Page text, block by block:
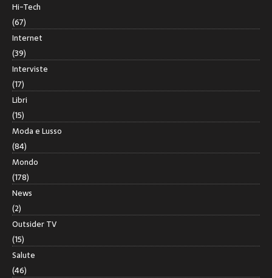
Hi-Tech
(67)
Internet
(39)
Interviste
(17)
Libri
(15)
Moda e Lusso
(84)
Mondo
(178)
News
(2)
Outsider TV
(15)
Salute
(46)